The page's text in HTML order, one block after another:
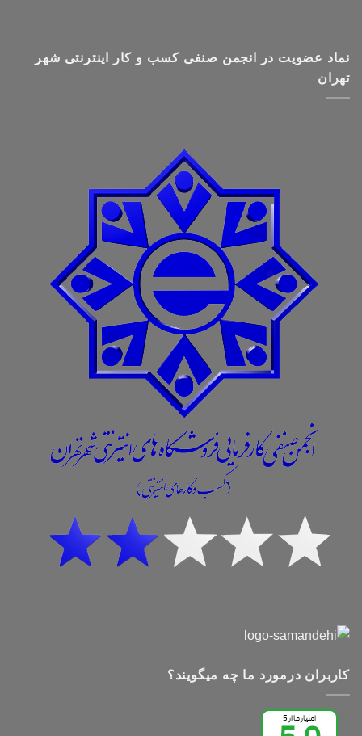
نماد عضویت در انجمن صنفی کسب و کار اینترنتی شهر
تهران
کاربران درمورد ما چه میگویند؟